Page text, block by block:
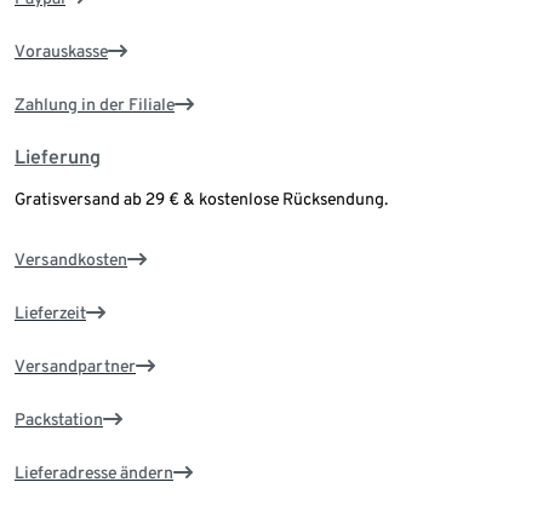
Vorauskasse
Zahlung in der Filiale
Lieferung
Gratisversand ab 29 € & kostenlose Rücksendung.
Versandkosten
Lieferzeit
Versandpartner
Packstation
Lieferadresse ändern